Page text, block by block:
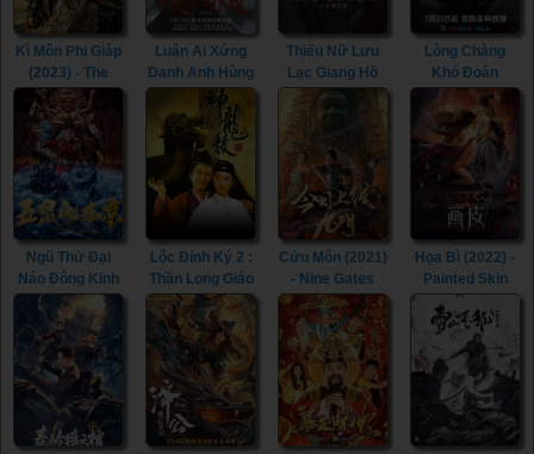
Kì Môn Phi Giáp
(2023) - The
Thousand
Faces of Feijia
(2023)
Luận Ai Xứng
Danh Anh Hùng
(2022) - Heroes
(2022)
Thiếu Nữ Lưu
Lạc Giang Hồ
(2023) - Egg and
Stone (Girl's
Lòng Chàng
Khó Đoán
(2023) -
Extremely
Perilous Love
(2023)
Ngũ Thử Đại
Náo Đông Kinh
(2022) - The
Invincible
Constable
(2022)
Lộc Đỉnh Ký 2 :
Thần Long Giáo
(1992) - Royal
Tramp 2 (1992)
Cửu Môn (2021)
- Nine Gates
(2021)
Họa Bì (2022) -
Painted Skin
(2022)